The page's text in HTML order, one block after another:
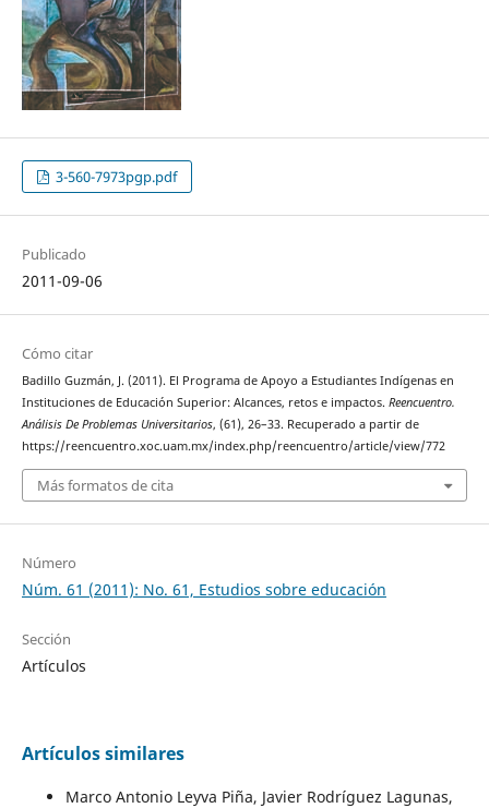
3-560-7973pgp.pdf
Publicado
2011-09-06
Cómo citar
Badillo Guzmán, J. (2011). El Programa de Apoyo a Estudiantes Indígenas en
Instituciones de Educación Superior: Alcances, retos e impactos. Reencuentro.
Análisis De Problemas Universitarios, (61), 26–33. Recuperado a partir de
https://reencuentro.xoc.uam.mx/index.php/reencuentro/article/view/772
Más formatos de cita
Número
Núm. 61 (2011): No. 61, Estudios sobre educación
Sección
Artículos
Artículos similares
Marco Antonio Leyva Piña, Javier Rodríguez Lagunas,